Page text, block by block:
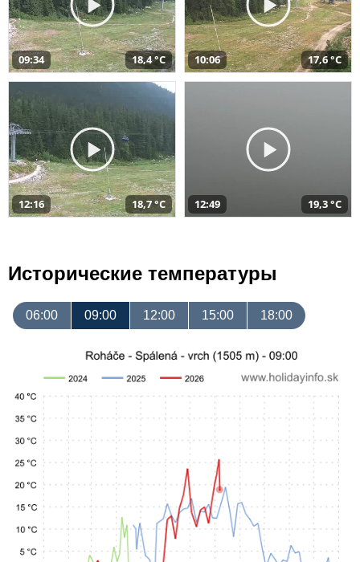
09:34 18,4 °C 10:06 17,6 °C
12:16 18,7 °C 12:49 19,3 °C
Исторические температуры
06:00 09:00 12:00 15:00 18:00